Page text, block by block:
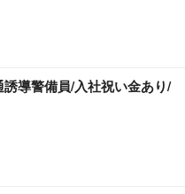
導警備員/入社祝い金あり/